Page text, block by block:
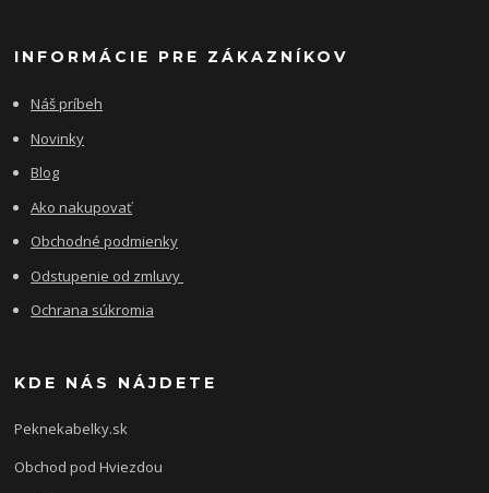
INFORMÁCIE PRE ZÁKAZNÍKOV
Náš príbeh
Novinky
Blog
Ako nakupovať
Obchodné podmienky
Odstupenie od zmluvy
Ochrana súkromia
KDE NÁS NÁJDETE
Peknekabelky.sk
Obchod pod Hviezdou